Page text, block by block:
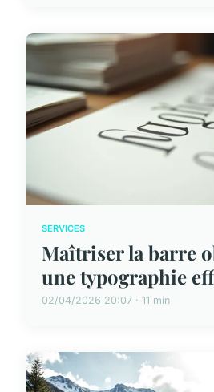
SERVICES
Maîtriser la barre
une typographie
02/04/2026 20:07 · 11 min